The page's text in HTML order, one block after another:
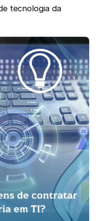
tecnologia da